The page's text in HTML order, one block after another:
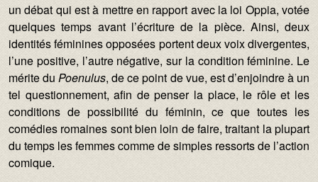
un débat qui est à mettre en rapport avec la loi Oppia, votée
quelques temps avant l’écriture de la pièce. Ainsi, deux
identités féminines opposées portent deux voix divergentes,
l’une positive, l’autre négative, sur la condition féminine. Le
mérite duPoenulus, de ce point de vue, est d’enjoindre à un
tel questionnement, afin de penser la place, le rôle et les
conditions de possibilité du féminin, ce que toutes les
comédies romaines sont bien loin de faire, traitant la plupart
du temps les femmes comme de simples ressorts de l’action
comique.